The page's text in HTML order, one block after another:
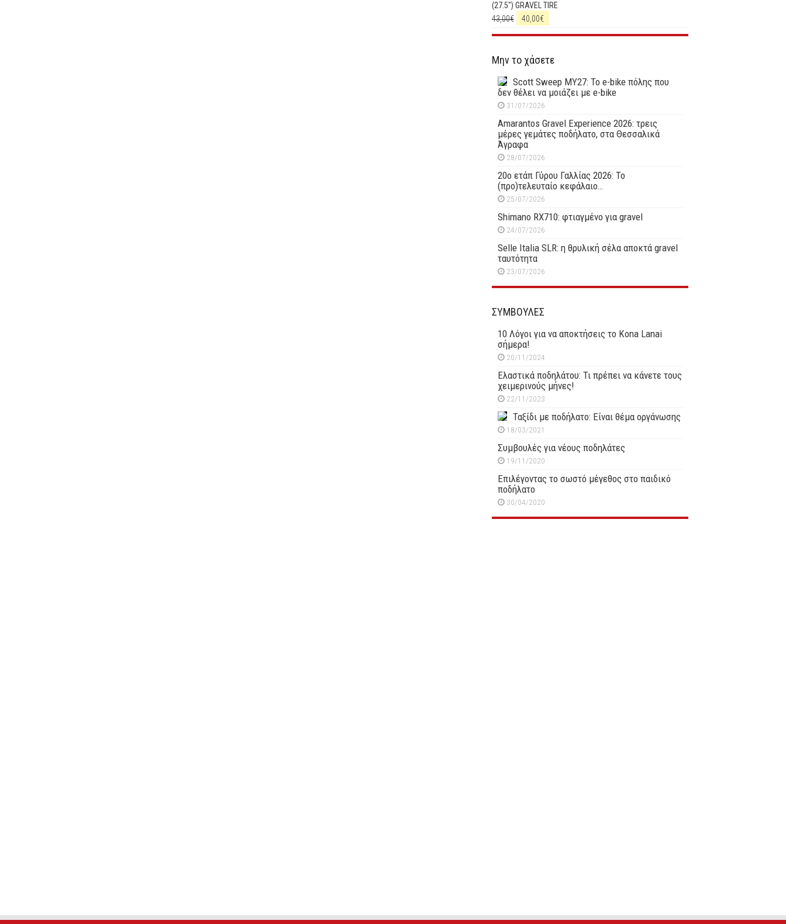
(27.5") GRAVEL TIRE
43,00€ 40,00€
Μην το χάσετε
Scott Sweep MY27: Το e-bike πόλης που
δεν θέλει να μοιάζει με e-bike
31/07/2026
Amarantos Gravel Experience 2026: τρεις
μέρες γεμάτες ποδήλατο, στα Θεσσαλικά
Άγραφα
28/07/2026
20ο ετάπ Γύρου Γαλλίας 2026: Το
(προ)τελευταίο κεφάλαιο…
25/07/2026
Shimano RX710: φτιαγμένο για gravel
24/07/2026
Selle Italia SLR: η θρυλική σέλα αποκτά gravel
ταυτότητα
23/07/2026
ΣΥΜΒΟΥΛΕΣ
10 Λόγοι για να αποκτήσεις το Kona Lanai
σήμερα!
20/11/2024
Ελαστικά ποδηλάτου: Τι πρέπει να κάνετε τους
χειμερινούς μήνες!
22/11/2023
Ταξίδι με ποδήλατο: Είναι θέμα οργάνωσης
18/03/2021
Συμβουλές για νέους ποδηλάτες
19/11/2020
Επιλέγοντας το σωστό μέγεθος στο παιδικό
ποδήλατο
30/04/2020